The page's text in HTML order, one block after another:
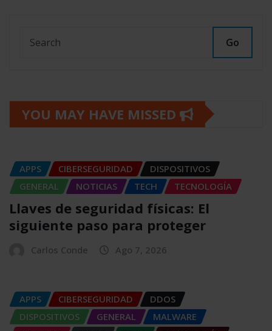
Go
YOU MAY HAVE MISSED
APPS CIBERSEGURIDAD
DISPOSITIVOS
GENERAL
NOTICIAS TECH TECNOLOGÍA
Llaves de seguridad físicas: El
siguiente paso para proteger
Carlos Conde Ago 7, 2026
APPS CIBERSEGURIDAD
DDOS
DISPOSITIVOS
GENERAL
MALWARE